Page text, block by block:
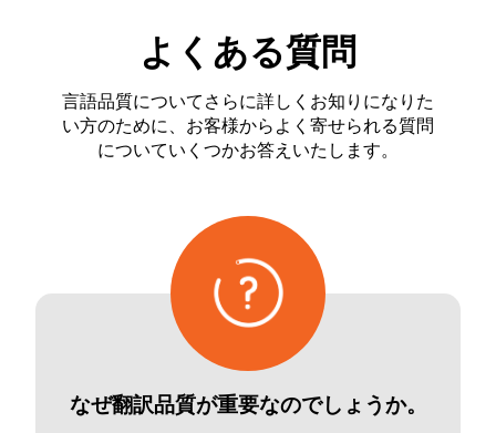
よくある質問
言語品質についてさらに詳しくお知りになりた
い方のために、お客様からよく寄せられる質問
についていくつかお答えいたします。
なぜ翻訳品質が重要なのでしょうか。